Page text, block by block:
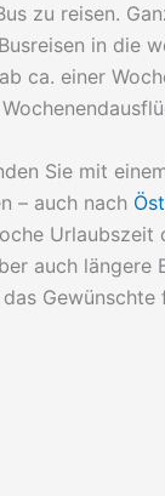
zu reisen.
in die
ca. einer
Sie mit
– auch nach
Urlaubszeit
auch längere